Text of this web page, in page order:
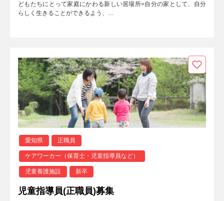
どもたちにとって家庭にかわる新しい居場所=自分の家として、自分
らしく生きることができるよう、…
愛知県 正職員
ケアワーカー（保育士・児童指導員など）
児童養護施設 新卒
児童指導員(正職員)募集